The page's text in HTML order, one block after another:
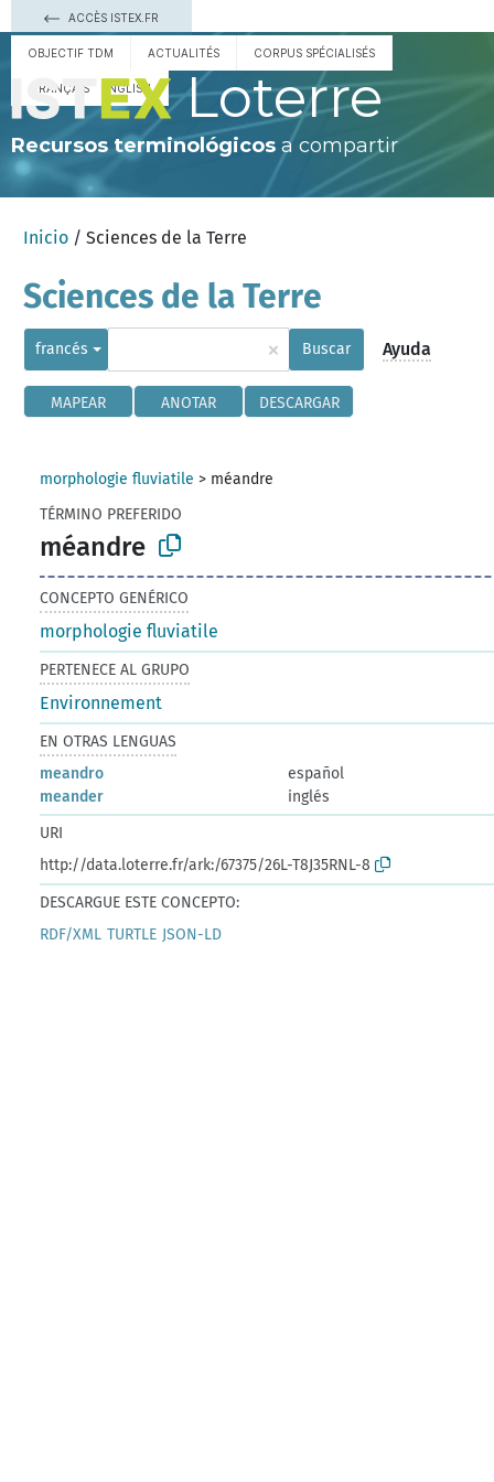
ACCÈS ISTEX.FR
OBJECTIF TDM ACTUALITÉS CORPUS SPÉCIALISÉS
FRANÇAIS ENGLISH Loterre
Recursos terminológicos a compartir
Inicio / Sciences de la Terre
Sciences de la Terre
francés × Buscar Ayuda
MAPEAR ANOTAR DESCARGAR
morphologie fluviatile > méandre
TÉRMINO PREFERIDO
méandre
CONCEPTO GENÉRICO
morphologie fluviatile
PERTENECE AL GRUPO
Environnement
EN OTRAS LENGUAS
meandro
español
meander
inglés
URI
http://data.loterre.fr/ark:/67375/26L-T8J35RNL-8
DESCARGUE ESTE CONCEPTO:
RDF/XML TURTLE JSON-LD